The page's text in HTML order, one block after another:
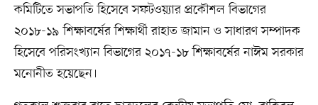
কমিটিতে সভাপতি হিসেবে সফটওয়্যার প্রকৌশল বিভাগের
২০১৮-১৯ শিক্ষাবর্ষের শিক্ষার্থী রাহাত জামান ও সাধারণ সম্পাদক
হিসেবে পরিসংখ্যান বিভাগের ২০১৭-১৮ শিক্ষাবর্ষের নাঈম সরকার
মনোনীত হয়েছেন।